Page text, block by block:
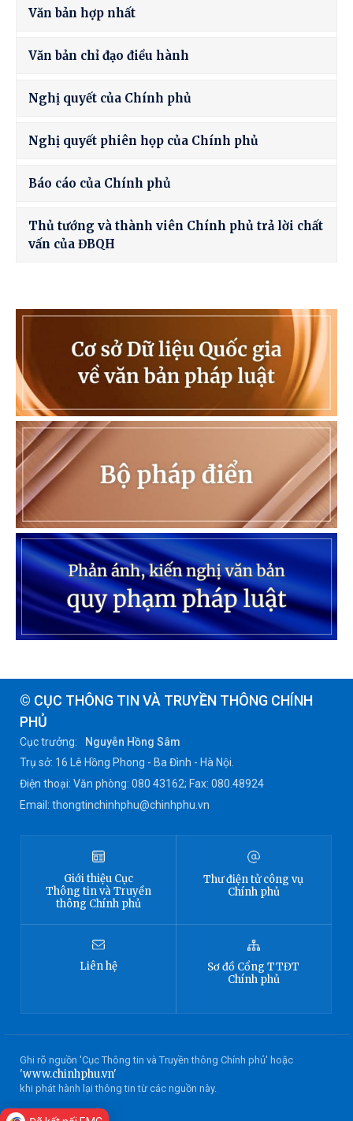
Văn bản hợp nhất
Văn bản chỉ đạo điều hành
Nghị quyết của Chính phủ
Nghị quyết phiên họp của Chính phủ
Báo cáo của Chính phủ
Thủ tướng và thành viên Chính phủ trả lời chất
vấn của ĐBQH
© CỤC THÔNG TIN VÀ TRUYỀN THÔNG CHÍNH
PHỦ
Cục trưởng:
Nguyễn Hồng Sâm
Trụ sở: 16 Lê Hồng Phong - Ba Đình - Hà Nội.
Điện thoại: Văn phòng: 080 43162; Fax: 080.48924
Email: thongtinchinhphu@chinhphu.vn
Giới thiệu Cục
Thông tinvà Truyền
thông Chính phủ
Thư điện tử công vụ
Chính phủ
Liên hệ Sơ đồ Cổng TTĐT
Chính phủ
Ghi rõ nguồn 'Cục Thông tin và Truyền thông Chính phủ' hoặc
'www.chinhphu.vn'
khi phát hành lại thông tin từ các nguồn này.